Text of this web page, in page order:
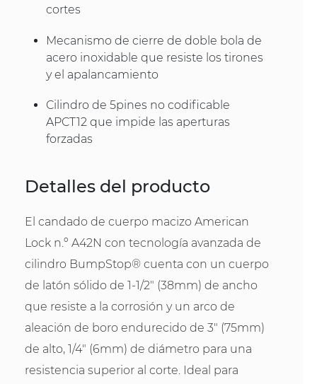
cortes
Mecanismo de cierre de doble bola de
acero inoxidable que resiste los tirones
y el apalancamiento
Cilindro de 5pines no codificable
APCT12 que impide las aperturas
forzadas
Detalles del producto
El candado de cuerpo macizo American
Lock n.º A42N con tecnología avanzada de
cilindro BumpStop® cuenta con un cuerpo
de latón sólido de 1-1/2" (38mm) de ancho
que resiste a la corrosión y un arco de
aleación de boro endurecido de 3" (75mm)
de alto, 1/4" (6mm) de diámetro para una
resistencia superior al corte. Ideal para